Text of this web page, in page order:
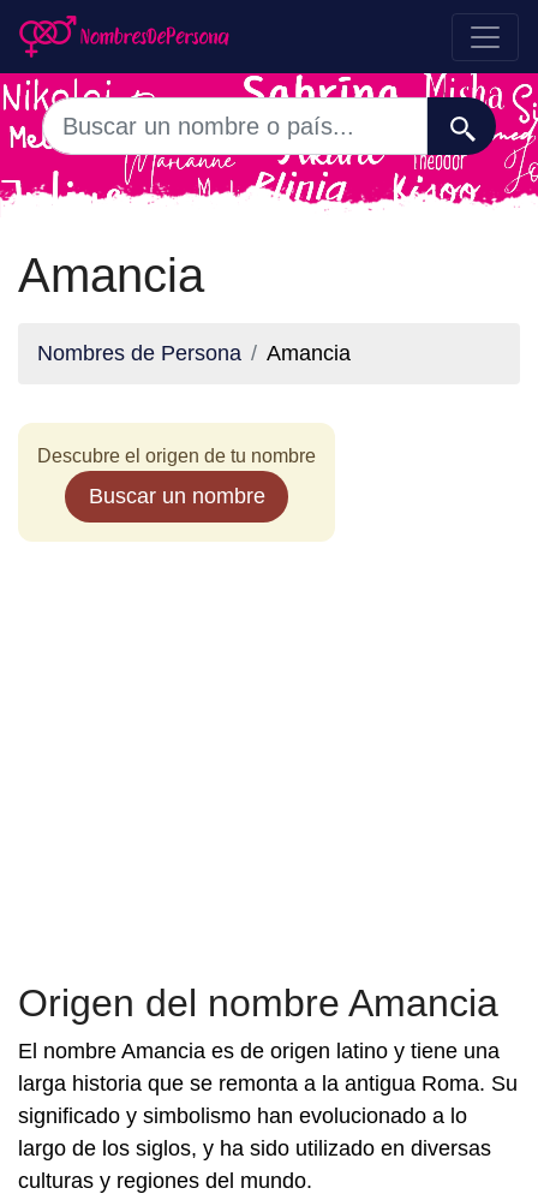
Amancia
Nombres de Persona Amancia
Descubre el origen de tu nombre
Buscar un nombre
Origen del nombre Amancia
El nombre Amancia es de origen latino y tiene una
larga historia que se remonta a la antigua Roma. Su
significado y simbolismo han evolucionado a lo
largo de los siglos, y ha sido utilizado en diversas
culturas y regiones del mundo.